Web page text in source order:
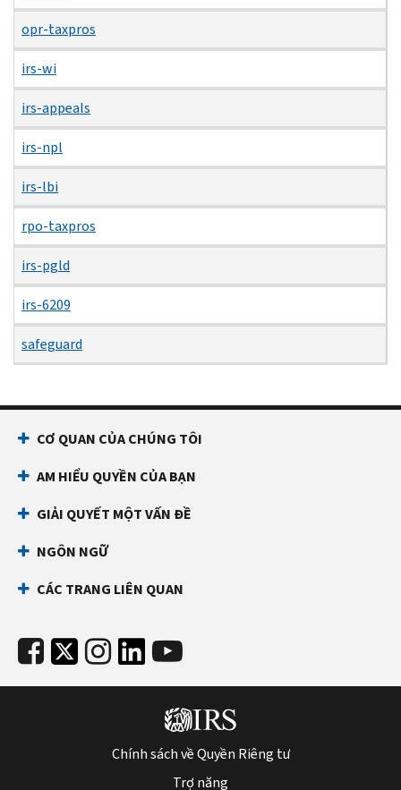
opr-taxpros
irs-wi
irs-appeals
irs-npl
irs-lbi
rpo-taxpros
irs-pgld
irs-6209
safeguard
CƠ QUAN CỦA CHÚNG TÔI
AM HIỂU QUYỀN CỦA BẠN
GIẢI QUYẾT MỘT VẤN ĐỀ
NGÔN NGỮ
CÁC TRANG LIÊN QUAN
Chính sách về Quyền Riêng tư
Trợ năng